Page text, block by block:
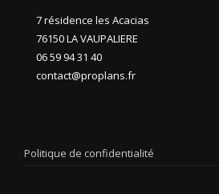
7 résidence les Acacias
76150 LA VAUPALIERE
06 59 94 31 40
contact@proplans.fr
Politique de confidentialité